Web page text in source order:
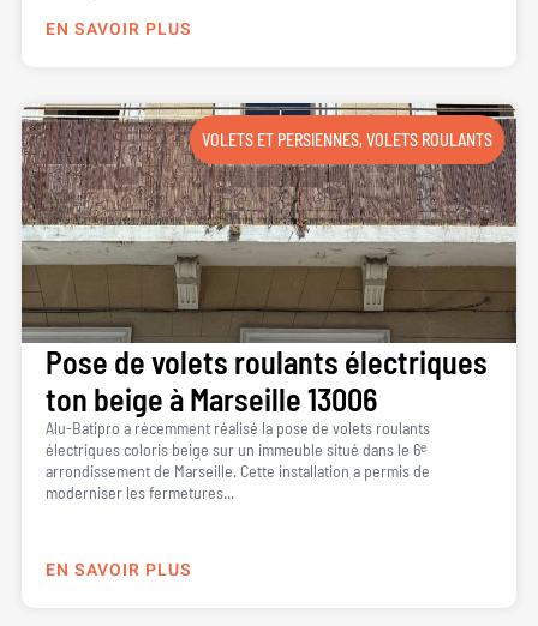
EN SAVOIR PLUS
VOLETS ET PERSIENNES,VOLETS ROULANTS
Pose de volets roulants électriques
ton beige à Marseille 13006
Alu-Batipro a récemment réalisé la pose de volets roulants
électriques coloris beige sur un immeuble situé dans le 6ᵉ
arrondissement de Marseille. Cette installation a permis de
moderniser les fermetures...
EN SAVOIR PLUS